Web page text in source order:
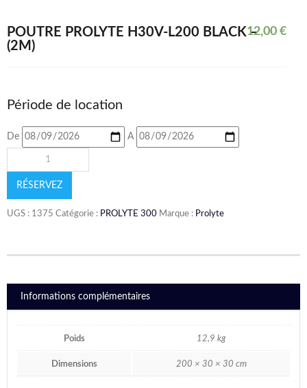
POUTRE PROLYTE H30V-L200 BLACK –
(2M)
12,00 €
Période de location
De A
RÉSERVEZ
UGS : 1375 Catégorie : PROLYTE 300 Marque : Prolyte
Informations complémentaires
Poids 12,9 kg
Dimensions 200 × 30 × 30 cm